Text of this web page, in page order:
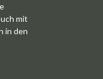
mit
in den